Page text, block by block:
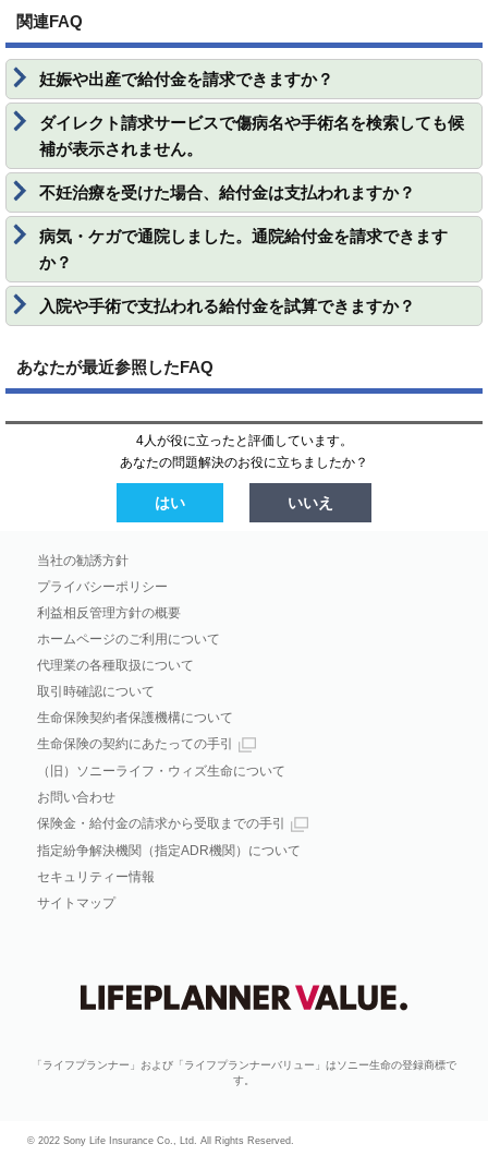
関連FAQ
妊娠や出産で給付金を請求できますか？
ダイレクト請求サービスで傷病名や手術名を検索しても候
補が表示されません。
不妊治療を受けた場合、給付金は支払われますか？
病気・ケガで通院しました。通院給付金を請求できます
か？
入院や手術で支払われる給付金を試算できますか？
あなたが最近参照したFAQ
4人が役に立ったと評価しています。
あなたの問題解決のお役に立ちましたか？
はい いいえ
当社の勧誘方針
プライバシーポリシー
利益相反管理方針の概要
ホームページのご利用について
代理業の各種取扱について
取引時確認について
生命保険契約者保護機構について
生命保険の契約にあたっての手引
（旧）ソニーライフ・ウィズ生命について
お問い合わせ
保険金・給付金の請求から受取までの手引
指定紛争解決機関（指定ADR機関）について
セキュリティー情報
サイトマップ
「ライフプランナー」および「ライフプランナーバリュー」はソニー生命の登録商標で
す。
© 2022 Sony Life Insurance Co., Ltd. All Rights Reserved.